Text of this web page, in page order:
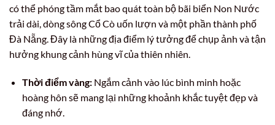
có thể phóng tầm mắt bao quát toàn bộ bãi biển Non Nước
trải dài, dòng sông Cổ Cò uốn lượn và một phần thành phố
Đà Nẵng. Đây là những địa điểm lý tưởng để chụp ảnh và tận
hưởng khung cảnh hùng vĩ của thiên nhiên.
Thời điểm vàng:Ngắm cảnh vào lúc bình minh hoặc
hoàng hôn sẽ mang lại những khoảnh khắc tuyệt đẹp và
đáng nhớ.